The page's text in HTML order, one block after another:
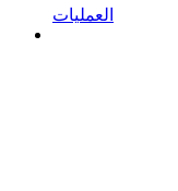
العمليات